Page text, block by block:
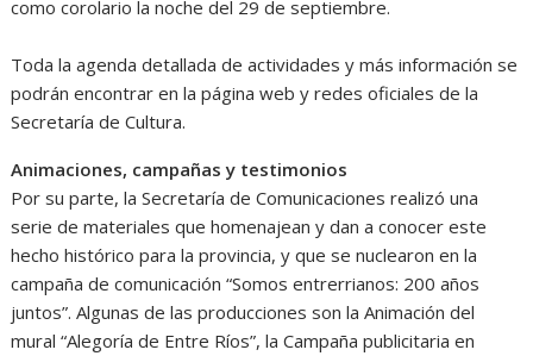
como corolario la noche del 29 de septiembre.
Toda la agenda detallada de actividades y más información se
podrán encontrar en la página web y redes oficiales de la
Secretaría de Cultura.
Animaciones, campañas y testimonios
Por su parte, la Secretaría de Comunicaciones realizó una
serie de materiales que homenajean y dan a conocer este
hecho histórico para la provincia, y que se nuclearon en la
campaña de comunicación “Somos entrerrianos: 200 años
juntos”. Algunas de las producciones son la Animación del
mural “Alegoría de Entre Ríos”, la Campaña publicitaria en